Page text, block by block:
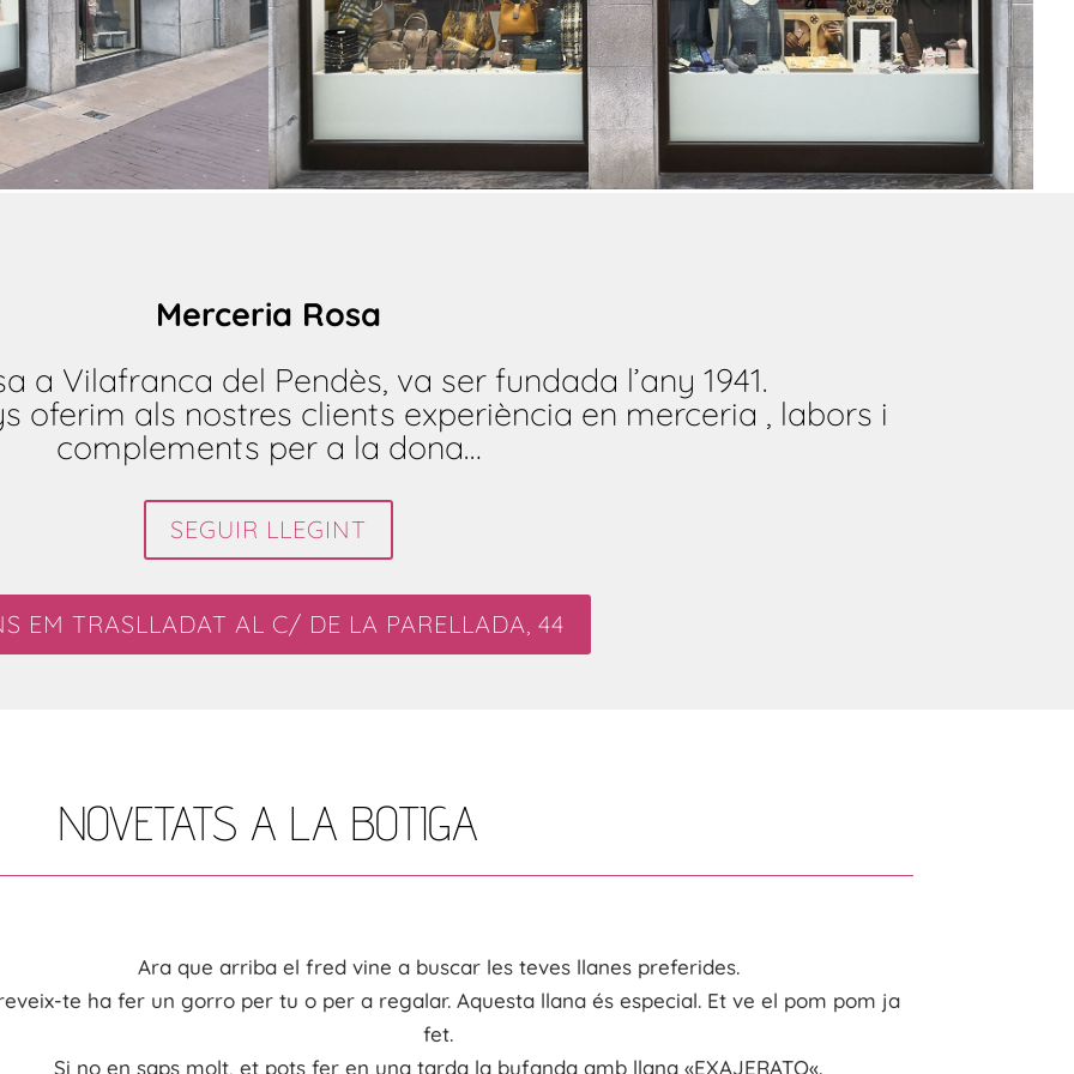
Merceria Rosa
a Vilafranca del Pendès, va ser fundada l’any 1941.
oferim als nostres clients experiència en merceria , labors i
complements per a la dona…
SEGUIR LLEGINT
EM TRASLLADAT AL C/ DE LA PARELLADA, 44
NOVETATS A LA BOTIGA
Ara que arriba el fred vine a buscar les teves llanes preferides.
-te hafer ungorro per tu o per a regalar. Aquesta llanaés especial. Et ve el pom pom ja
fet.
Si no ensaps molt, et pots fer en una tarda la bufanda amb llana «EXAJERATO«.